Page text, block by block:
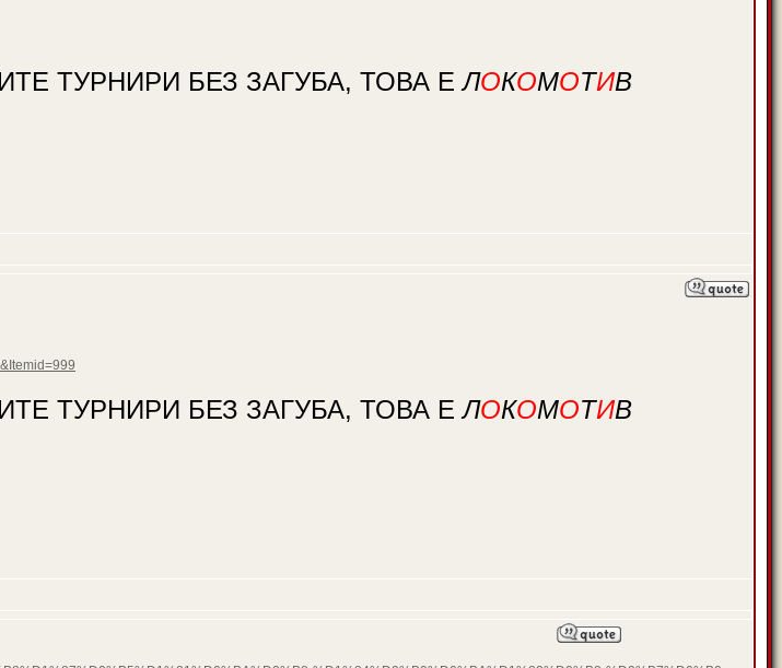
ТУРНИРИ БЕЗ ЗАГУБА, ТОВА ЕЛОКОМОТИВ
ТУРНИРИ БЕЗ ЗАГУБА, ТОВА ЕЛОКОМОТИВ